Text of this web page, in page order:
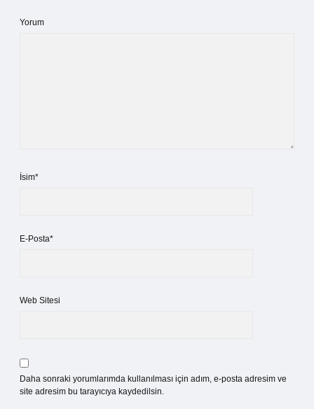
Yorum
İsim*
E-Posta*
Web Sitesi
Daha sonraki yorumlarımda kullanılması için adım, e-posta adresim ve
site adresim bu tarayıcıya kaydedilsin.